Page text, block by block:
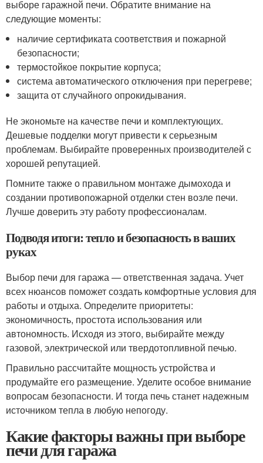
выборе гаражной печи. Обратите внимание на
следующие моменты:
наличие сертификата соответствия и пожарной
безопасности;
термостойкое покрытие корпуса;
система автоматического отключения при перегреве;
защита от случайного опрокидывания.
Не экономьте на качестве печи и комплектующих.
Дешевые подделки могут привести к серьезным
проблемам. Выбирайте проверенных производителей с
хорошей репутацией.
Помните также о правильном монтаже дымохода и
создании противопожарной отделки стен возле печи.
Лучше доверить эту работу профессионалам.
Подводя итоги: тепло и безопасность в ваших
руках
Выбор печи для гаража — ответственная задача. Учет
всех нюансов поможет создать комфортные условия для
работы и отдыха. Определите приоритеты:
экономичность, простота использования или
автономность. Исходя из этого, выбирайте между
газовой, электрической или твердотопливной печью.
Правильно рассчитайте мощность устройства и
продумайте его размещение. Уделите особое внимание
вопросам безопасности. И тогда печь станет надежным
источником тепла в любую непогоду.
Какие факторы важны при выборе
печи для гаража